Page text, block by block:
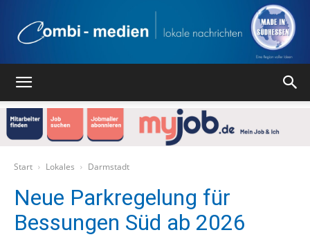
Verlag
Start Lokales Darmstadt
Neue Parkregelung für
Bessungen Süd ab 2026